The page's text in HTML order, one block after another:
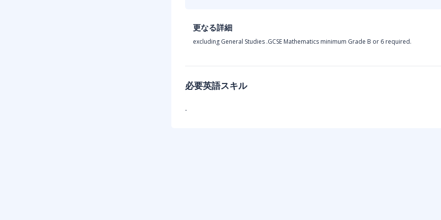
更なる詳細
excluding General Studies .GCSE Mathematics minimum Grade B or 6 required.
必要英語スキル
-